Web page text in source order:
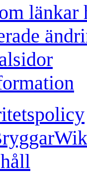
länkar